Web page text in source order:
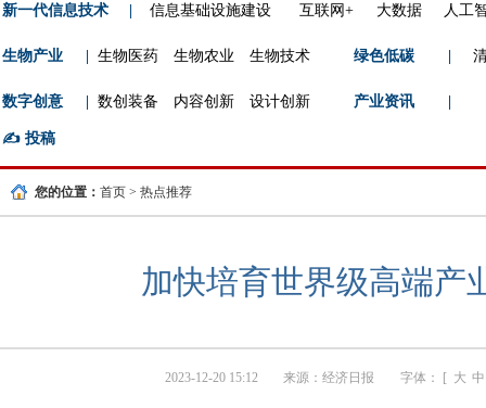
新一代信息技术 信息基础设施建设 互联网+ 大数据 人工
生物产业 生物医药 生物农业 生物技术 绿色低碳
数字创意 数创装备 内容创新 设计创新 产业资讯
✍️ 投稿
您的位置： 首页 > 热点推荐
加快培育世界级高端产
2023-12-20 15:12 来源： 经济日报 字体： [ 大 中